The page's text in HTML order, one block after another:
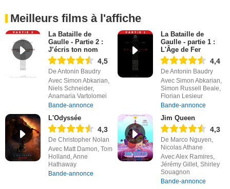
Meilleurs films à l'affiche
La Bataille de
Gaulle - Partie 2 :
J’écris ton nom
4,5
De Antonin Baudry
Avec Simon Abkarian,
Niels Schneider,
Anamaria Vartolomei
Bande-annonce
La Bataille de
Gaulle - partie 1 :
L'Âge de Fer
4,4
De Antonin Baudry
Avec Simon Abkarian,
Simon Russell Beale,
Florian Lesieur
Bande-annonce
L'Odyssée
4,3
De Christopher Nolan
Avec Matt Damon, Tom
Holland, Anne
Hathaway
Bande-annonce
Jim Queen
4,3
De Marco Nguyen,
Nicolas Athane
Avec Alex Ramires,
Jérémy Gillet, Shirley
Souagnon
Bande-annonce